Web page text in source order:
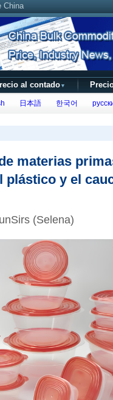
China
al contado▼
日本語 한국어
materias
y el
(Selena)